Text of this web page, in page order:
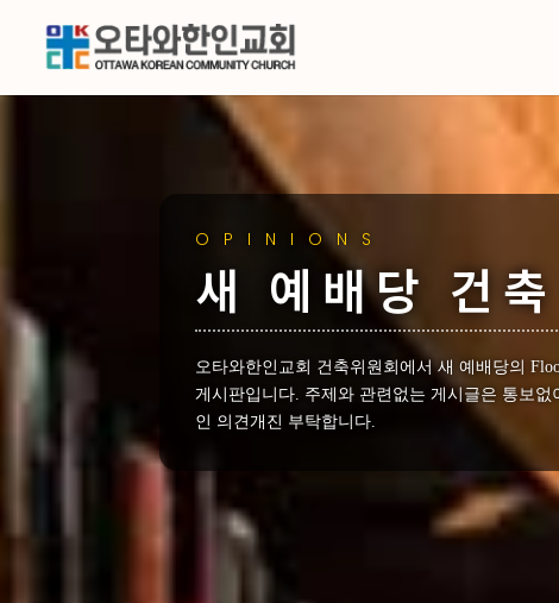
OPINIONS
새 예배당 건축
오타와한인교회 건축위원회에서 새 예배당의
게시판입니다. 주제와 관련없는 게시글은 통보
인 의견개진 부탁합니다.